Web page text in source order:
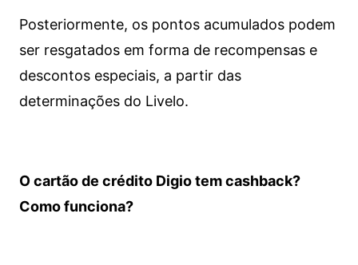
Posteriormente, os pontos acumulados podem
ser resgatados em forma de recompensas e
descontos especiais, a partir das
determinações do Livelo.
O cartão de crédito Digio tem cashback?
Como funciona?